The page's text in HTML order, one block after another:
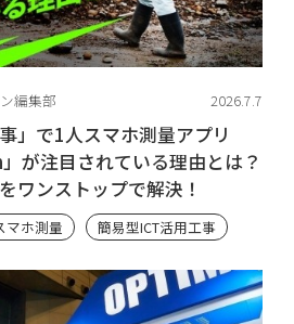
編集部 2026.7.7
」で1人スマホ測量アプリ
」が注目されている理由とは？
ワンストップで解決！
マホ測量 簡易型ICT活用工事